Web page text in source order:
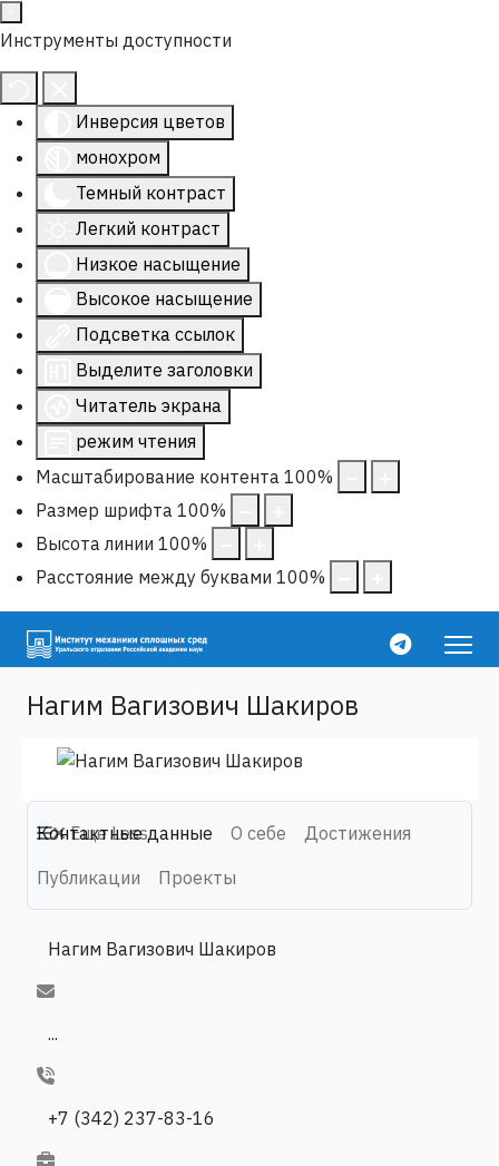
Инструменты доступности
Инверсия цветов
монохром
Темный контраст
Легкий контраст
Низкое насыщение
Высокое насыщение
Подсветка ссылок
Выделите заголовки
Читатель экрана
режим чтения
Масштабирование контента 100%
Размер шрифта 100%
Высота линии 100%
Расстояние между буквами 100%
Нагим Вагизович Шакиров
Контактные данные О себе
Достижения
Публикации
Проекты
Еще Less
Нагим Вагизович Шакиров
...
+7 (342) 237-83-16